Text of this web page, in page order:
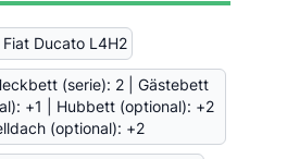
Ducato L4H2
(serie): 2 | Gästebett
+1 | Hubbett (optional): +2
(optional): +2